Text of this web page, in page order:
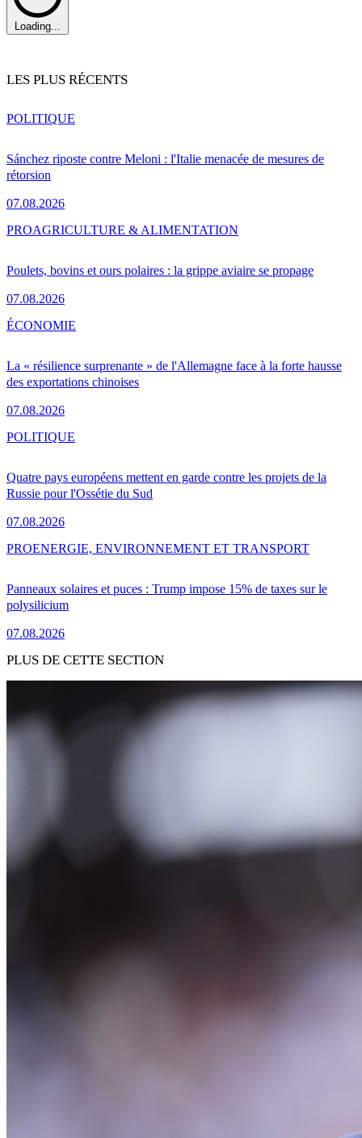
Loading...
LES PLUS RÉCENTS
Sánchez riposte contre Meloni : l'Italie menacée de mesures de
rétorsion
07.08.2026
POLITIQUE
Poulets, bovins et ours polaires : la grippe aviaire se propage
07.08.2026
PROAGRICULTURE & ALIMENTATION
La « résilience surprenante » de l'Allemagne face à la forte hausse
des exportations chinoises
07.08.2026
ÉCONOMIE
Quatre pays européens mettent en garde contre les projets de la
Russie pour l'Ossétie du Sud
07.08.2026
POLITIQUE
Panneaux solaires et puces : Trump impose 15% de taxes sur le
polysilicium
07.08.2026
PROENERGIE, ENVIRONNEMENT ET TRANSPORT
PLUS DE CETTE SECTION